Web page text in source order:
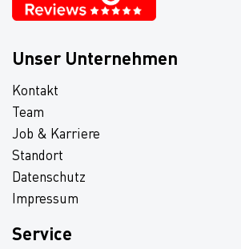
Unser Unternehmen
Kontakt
Team
Job & Karriere
Standort
Datenschutz
Impressum
Service